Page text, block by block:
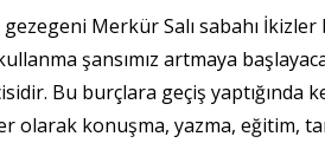
Merkür Salı sabahı
şansımız artmaya
Bu burçlara geçiş yaptığında
olarak konuşma, yazma, eğitim,